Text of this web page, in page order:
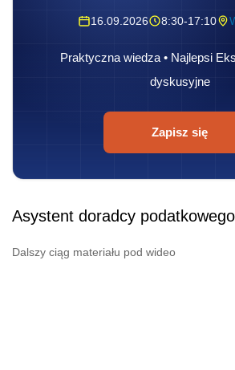
16.09.2026 8:30-17:10
Praktyczna wiedza • Najlepsi
dyskusyjne
Zapisz się
Asystent doradcy podatkowego
Dalszy ciąg materiału pod wideo